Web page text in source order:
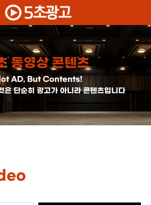
메뉴 건너뛰기
동영상 콘텐츠
AD, But Contents!
은 단순히 광고가 아니라 콘텐츠입니다